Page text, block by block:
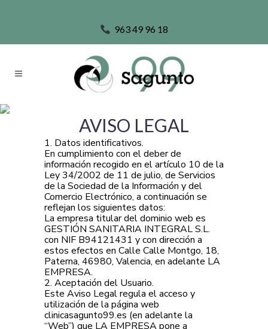
963 49 96 18
AVISO LEGAL
1. Datos identificativos.
En cumplimiento con el deber de
información recogido en el artículo 10 de la
Ley 34/2002 de 11 de julio, de Servicios
de la Sociedad de la Información y del
Comercio Electrónico, a continuación se
reflejan los siguientes datos:
La empresa titular del dominio web es
GESTIÓN SANITARIA INTEGRAL S.L.
con NIF B94121431 y con dirección a
estos efectos en Calle Calle Montgo, 18,
Paterna, 46980, Valencia, en adelante LA
EMPRESA.
2. Aceptación del Usuario.
Este Aviso Legal regula el acceso y
utilización de la página web
clinicasagunto99.es (en adelante la
“Web”) que LA EMPRESA pone a